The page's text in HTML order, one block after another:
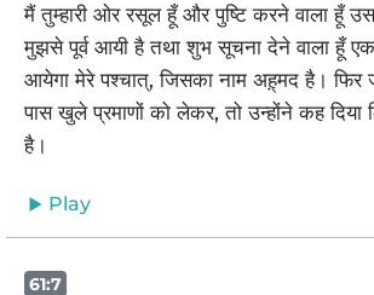
मैं तुम्हारी ओर रसूल हूँ और पुष्टि करने वाला हूँ
मुझसे पूर्व आयी है तथा शुभ सूचना देने वाला हूँ
आयेगा मेरे पश्चात्, जिसका नाम अह़्मद है।
पास खुले प्रमाणों को लेकर, तो उन्होंने कह दिया
है।
Play
61:7